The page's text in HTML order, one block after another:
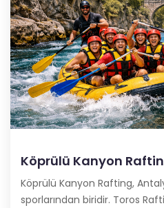
Köprülü Kanyon
Köprülü Kanyon Rafting,
sporlarından biridir. Toros